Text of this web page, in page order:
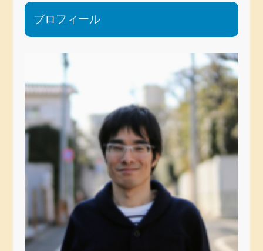
プロフィール